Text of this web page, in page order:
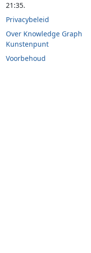
21:35.
Privacybeleid
Over Knowledge Graph
Kunstenpunt
Voorbehoud